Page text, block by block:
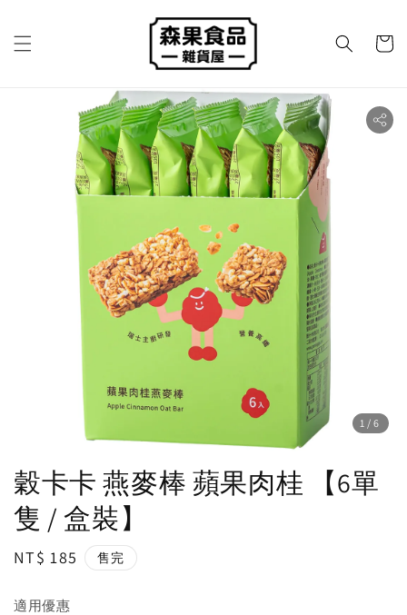
1 /6
穀卡卡 燕麥棒 蘋果肉桂 【6單
隻 / 盒裝】
Regular
NT$ 185 售完
適用優惠